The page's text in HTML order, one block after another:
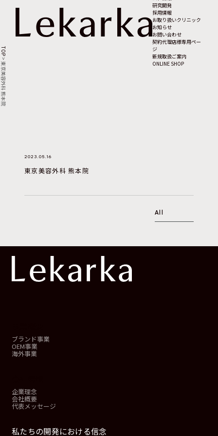
研究開発
採用情報
お取り扱いクリニック
お知らせ
お問い合わせ
契約代理店様専用ペー
ジ
新規取扱ご案内
ONLINE SHOP
TOP
>
東京美容外科 熊本院
2023.05.16
東京美容外科 熊本院
All
ブランド事業
OEM事業
海外事業
企業理念
会社概要
代表メッセージ
私たちの開発における信念